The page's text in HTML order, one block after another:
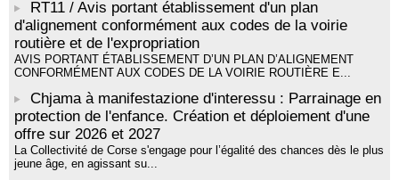
par Alexandre Dominati - Mediateca territuriale di Santa Lucia di
Tallà
RT11 / Avis portant établissement d'un plan
d'alignement conformément aux codes de la voirie
routière et de l'expropriation
AVIS PORTANT ÉTABLISSEMENT D’UN PLAN D’ALIGNEMENT
CONFORMÉMENT AUX CODES DE LA VOIRIE ROUTIÈRE E...
Chjama à manifestazione d'interessu : Parrainage en
protection de l'enfance. Création et déploiement d'une
offre sur 2026 et 2027
La Collectivité de Corse s'engage pour l’égalité des chances dès le plus
jeune âge, en agissant su...